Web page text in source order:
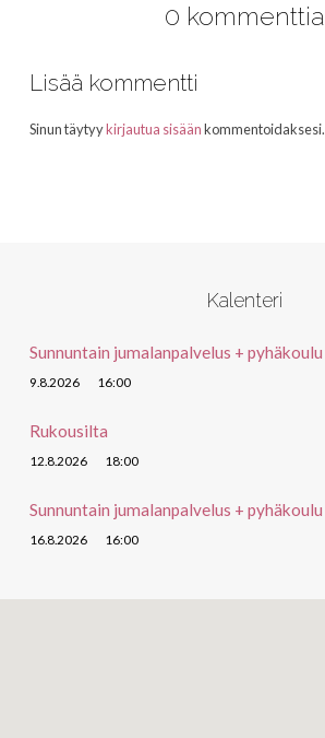
0 kommenttia
Lisää kommentti
Sinun täytyykirjautua sisäänkommentoidaksesi.
Kalenteri
Sunnuntain jumalanpalvelus + pyhäkoulu
9.8.2026 16:00
Rukousilta
12.8.2026 18:00
Sunnuntain jumalanpalvelus + pyhäkoulu
16.8.2026 16:00